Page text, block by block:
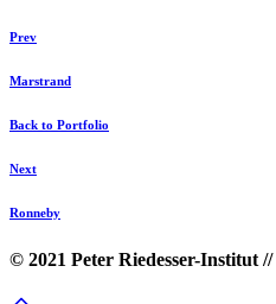
Prev
Marstrand
Back to Portfolio
Next
Ronneby
© 2021 Peter Riedesser-Institut //